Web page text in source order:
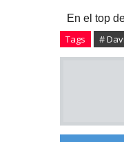
En el top
Tags #